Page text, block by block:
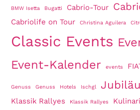
BMW Isetta Bugatti Cabrio-Tour
Cabriolife on Tour Christina Aguilera
Classic Events
Event-Kalender
events
Genuss Genuss Hotels Ischgl
Klassik Rallyes Klassik Rallyes